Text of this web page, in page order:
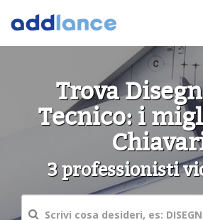
Trova
Tecnico: i
3 professionisti